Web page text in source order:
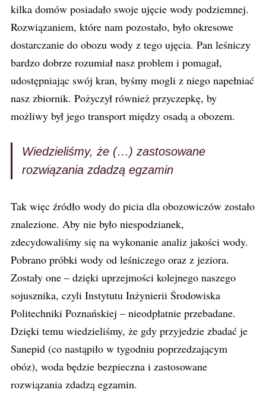
kilka domów posiadało swoje ujęcie wody podziemnej.
Rozwiązaniem, które nam pozostało, było okresowe
dostarczanie do obozu wody z tego ujęcia. Pan leśniczy
bardzo dobrze rozumiał nasz problem i pomagał,
udostępniając swój kran, byśmy mogli z niego napełniać
nasz zbiornik. Pożyczył również przyczepkę, by
możliwy był jego transport między osadą a obozem.
Wiedzieliśmy, że (…) zastosowane
rozwiązania zdadzą egzamin
Tak więc źródło wody do picia dla obozowiczów zostało
znalezione. Aby nie było niespodzianek,
zdecydowaliśmy się na wykonanie analiz jakości wody.
Pobrano próbki wody od leśniczego oraz z jeziora.
Zostały one – dzięki uprzejmości kolejnego naszego
sojusznika, czyli Instytutu Inżynierii Środowiska
Politechniki Poznańskiej – nieodpłatnie przebadane.
Dzięki temu wiedzieliśmy, że gdy przyjedzie zbadać je
Sanepid (co nastąpiło w tygodniu poprzedzającym
obóz), woda będzie bezpieczna i zastosowane
rozwiązania zdadzą egzamin.